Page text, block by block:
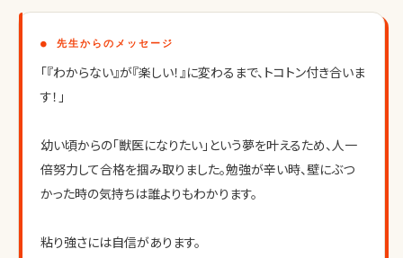
● 先生からのメッセージ
「『わからない』が『楽しい！』に変わるまで、トコトン付き合いま
す！」
幼い頃からの「獣医になりたい」という夢を叶えるため、人一
倍努力して合格を掴み取りました。勉強が辛い時、壁にぶつ
かった時の気持ちは誰よりもわかります。
粘り強さには自信があります。